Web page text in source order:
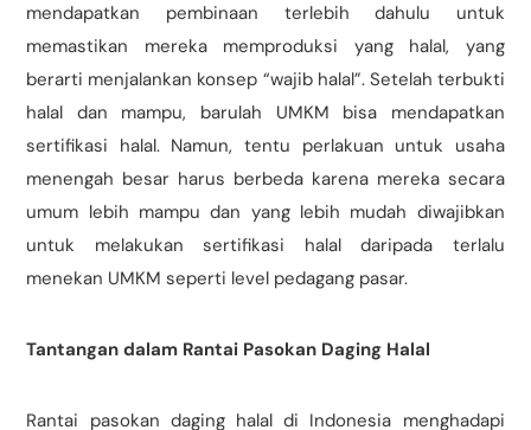
mendapatkan pembinaan terlebih dahulu untuk
memastikan mereka memproduksi yang halal, yang
berarti menjalankan konsep “wajib halal”. Setelah terbukti
halal dan mampu, barulah UMKM bisa mendapatkan
sertifikasi halal. Namun, tentu perlakuan untuk usaha
menengah besar harus berbeda karena mereka secara
umum lebih mampu dan yang lebih mudah diwajibkan
untuk melakukan sertifikasi halal daripada terlalu
menekan UMKM seperti level pedagang pasar.
Tantangan dalam Rantai Pasokan Daging Halal
Rantai pasokan daging halal di Indonesia menghadapi